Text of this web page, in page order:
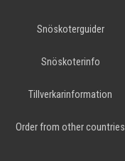
Snöskoterguider
Snöskoterinfo
Tillverkarinformation
Order from other countries